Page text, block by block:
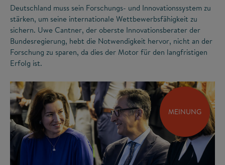
Deutschland muss sein Forschungs- und Innovationssystem zu
stärken, um seine internationale Wettbewerbsfähigkeit zu
sichern. Uwe Cantner, der oberste Innovationsberater der
Bundesregierung, hebt die Notwendigkeit hervor, nicht an der
Forschung zu sparen, da dies der Motor für den langfristigen
Erfolg ist.
MEINUNG